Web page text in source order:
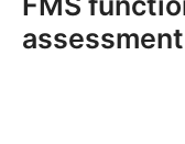
assessment